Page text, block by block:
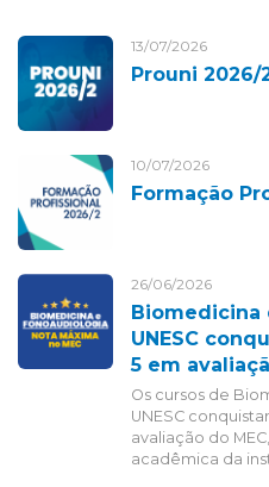
13/07/2026
Prouni 2026/
10/07/2026
Formação
26/06/2026
Biomedicina
UNESC
5 em
Os cursos de
UNESC
avaliação do
acadêmica da